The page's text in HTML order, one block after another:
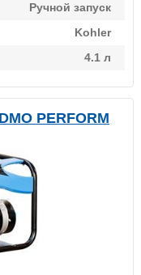
Ручной запуск
Kohler
4.1 л
PERFORM